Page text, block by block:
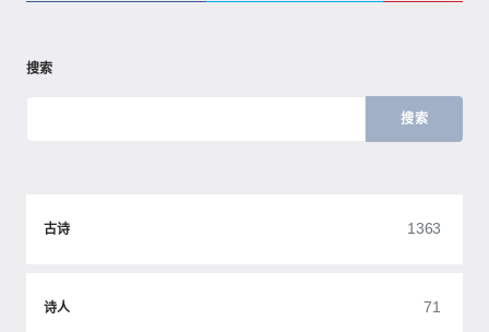
搜索
搜索
古诗 1363
诗人 71